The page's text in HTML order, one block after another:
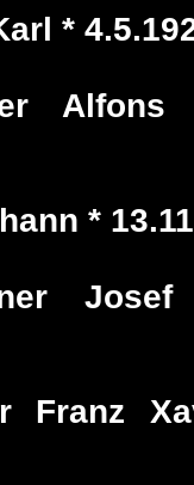
*
*
Franz